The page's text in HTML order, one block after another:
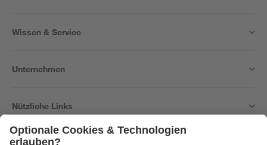
Wissen & Service
Unternehmen
Nützliche Links